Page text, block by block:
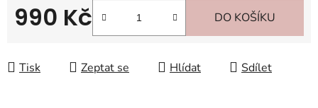
990 Kč DO KOŠÍKU
Tisk Zeptat se Hlídat Sdílet